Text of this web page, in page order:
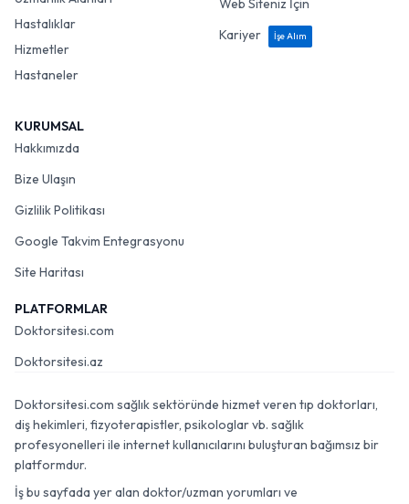
Hastalıklar
Hizmetler
Hastaneler
Web Siteniz İçin
Kariyer
İşe Alım
KURUMSAL
Hakkımızda
Bize Ulaşın
Gizlilik Politikası
Google Takvim Entegrasyonu
Site Haritası
PLATFORMLAR
Doktorsitesi.com
Doktorsitesi.az
Doktorsitesi.com sağlık sektöründe hizmet veren tıp doktorları,
diş hekimleri, fizyoterapistler, psikologlar vb. sağlık
profesyonelleri ile internet kullanıcılarını buluşturan bağımsız bir
platformdur.
İş bu sayfada yer alan doktor/uzman yorumları ve